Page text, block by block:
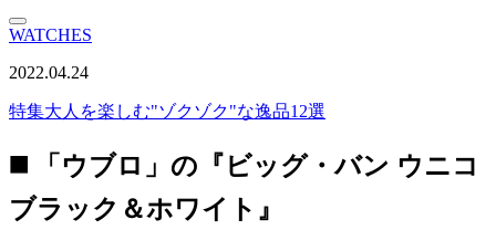
WATCHES
2022.04.24
特集大人を楽しむ"ゾクゾク"な逸品12選
◼️ 「ウブロ」の『ビッグ・バン ウニコ
ブラック＆ホワイト』